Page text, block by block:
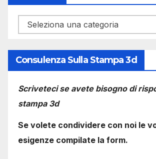
Categorie
Consulenza Sulla Stampa 3d
Scriveteci se avete bisogno di
stampa 3d
Se volete condividere con noi le
esigenze compilate la form.